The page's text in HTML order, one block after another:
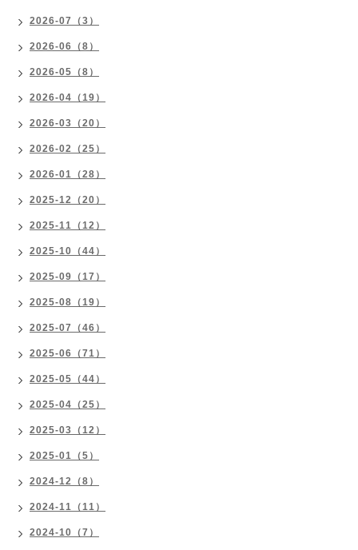
2026-07（3）
2026-06（8）
2026-05（8）
2026-04（19）
2026-03（20）
2026-02（25）
2026-01（28）
2025-12（20）
2025-11（12）
2025-10（44）
2025-09（17）
2025-08（19）
2025-07（46）
2025-06（71）
2025-05（44）
2025-04（25）
2025-03（12）
2025-01（5）
2024-12（8）
2024-11（11）
2024-10（7）